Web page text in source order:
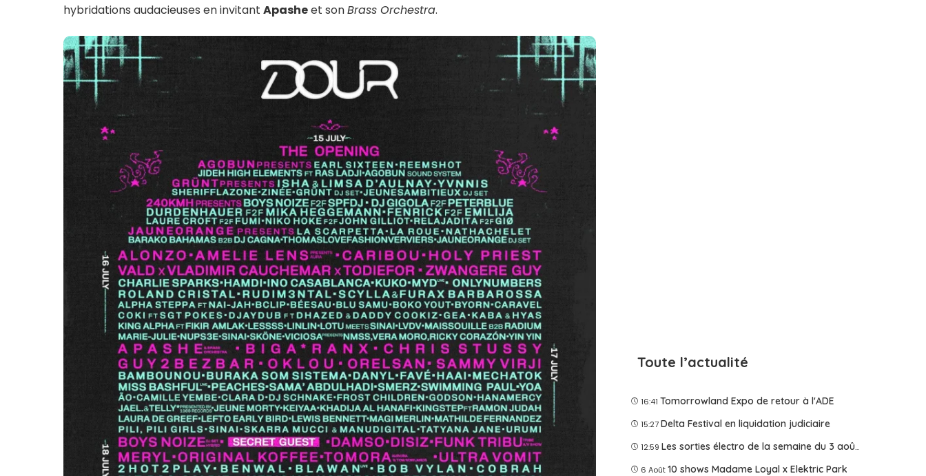
hybridations audacieuses en invitantApasheet sonBrass Orchestra.
Toute l’actualité
16:41 Tomorrowland Expo de retour à l'ADE
15:27 Delta Festival en liquidation judiciaire
12:59 Les sorties électro de la semaine du 3 août 2026
6 Août 10 shows Madame Loyal x Elektric Park